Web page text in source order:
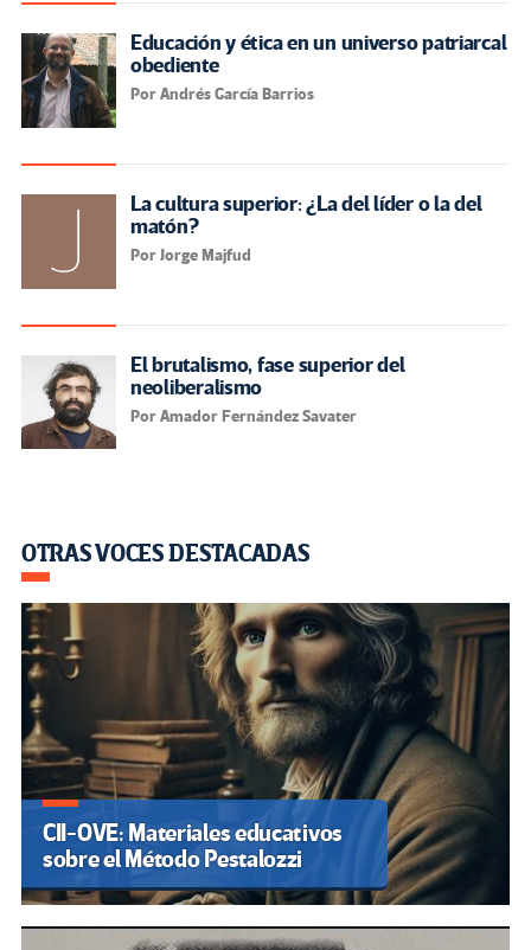
Educación y ética en un universo patriarcal
obediente
Por Andrés García Barrios
La cultura superior: ¿La del líder o la del
matón?
Por Jorge Majfud
El brutalismo, fase superior del
neoliberalismo
Por Amador Fernández Savater
OTRAS VOCES DESTACADAS
CII-OVE: Materiales educativos
sobre el Método Pestalozzi